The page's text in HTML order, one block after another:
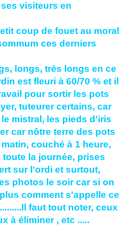
visiteurs en
coup de fouet au moral
ces derniers
longs, très longs en ce
est fleuri à 60/70 % et il
pour sortir les pots
tuteurer certains, car
mistral, les pieds d'iris
car nôtre terre des pots
couché à 1 heure,
toute la journée, prises
sur l'ordi et surtout,
photos le soir car si on
comment s'appelle ce
faut tout noter, ceux
à éliminer , etc .....